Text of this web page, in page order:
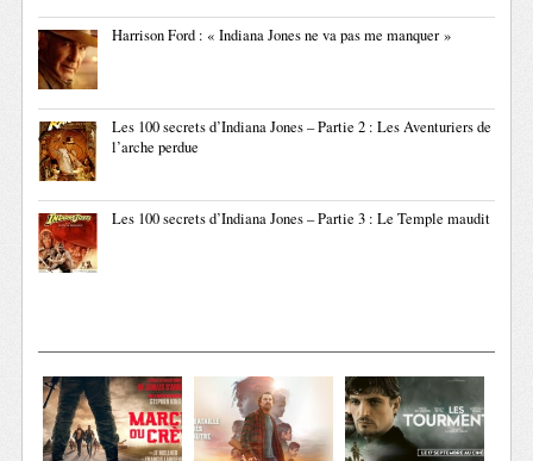
Harrison Ford : « Indiana Jones ne va pas me manquer »
Les 100 secrets d’Indiana Jones – Partie 2 : Les Aventuriers de
l’arche perdue
Les 100 secrets d’Indiana Jones – Partie 3 : Le Temple maudit